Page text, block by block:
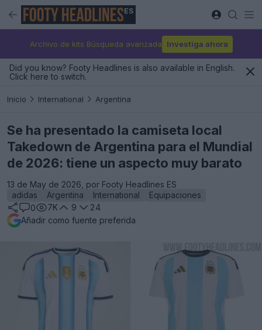
ES
Archivo de kits Búsqueda avanzada Investiga ahora
Did you know? Footy Headlines is also available in English.
Click here to switch.
Inicio International Argentina
Se ha presentado la camiseta local
Takedown de Argentina para el Mundial
de 2026: tiene un aspecto muy barato
13 de May de 2026, por Footy Headlines ES
adidas
Argentina International
Equipaciones
0
7K 9
24
Añadir como fuente preferida